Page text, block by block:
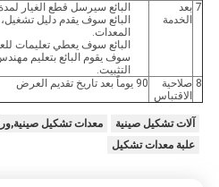
7 بعد
الخدمة
البائع سيرسل قطع الغيار
البائع سوف يقدم دليل
المعدات.
البائع سوف يعطي تعليمات
سوف يقوم البائع بتعليم
التثبيت.
8 صلاحية
الاقتباس
90 يوماً بعد تاريخ تقديم العرض
آلات تشكيل صينية
معدات تشكيل
علبة معدات تشكيل